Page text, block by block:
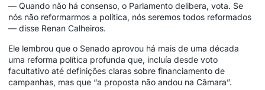
— Quando não há consenso, o Parlamento delibera, vota. Se
nós não reformarmos a política, nós seremos todos reformados
— disse Renan Calheiros.
Ele lembrou que o Senado aprovou há mais de uma década
uma reforma política profunda que, incluía desde voto
facultativo até definições claras sobre financiamento de
campanhas, mas que “a proposta não andou na Câmara”.